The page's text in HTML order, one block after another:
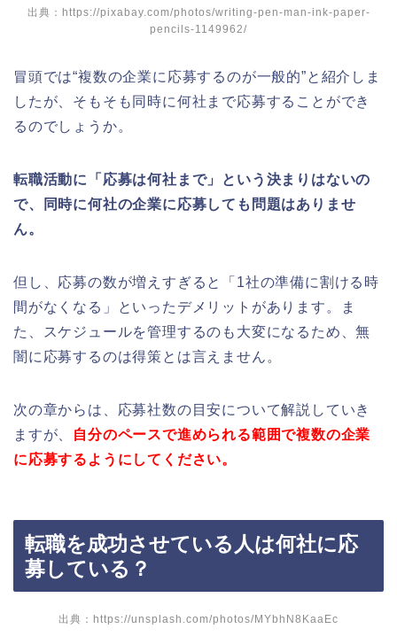
出典：https://pixabay.com/photos/writing-pen-man-ink-paper-
pencils-1149962/
冒頭では“複数の企業に応募するのが一般的”と紹介しま
したが、そもそも同時に何社まで応募することができ
るのでしょうか。
転職活動に「応募は何社まで」という決まりはないの
で、同時に何社の企業に応募しても問題はありませ
ん。
但し、応募の数が増えすぎると「1社の準備に割ける時
間がなくなる」といったデメリットがあります。ま
た、スケジュールを管理するのも大変になるため、無
闇に応募するのは得策とは言えません。
次の章からは、応募社数の目安について解説していき
ますが、
自分のペースで進められる範囲で複数の企業
に応募するようにしてください。
転職を成功させている人は何社に応
募している？
出典：https://unsplash.com/photos/MYbhN8KaaEc